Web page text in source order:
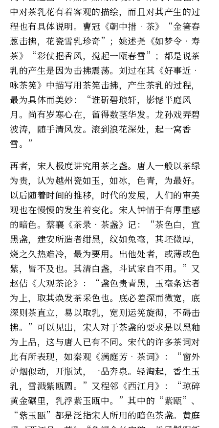
中对茶乳花有着客观的描绘，而且对其产生的过
程也有具体说明。曹冠《朝中措•茶》“金箸春
葱击拂，花瓷雪乳珍奇”；姚述尧《如梦令•寿
茶》“彩仗挹香风，搅起一瓯春雪”；都是说茶
乳的产生是因为击拂震荡。刘过在其《好事近•
咏茶筅》中描写用茶筅击拂，产生茶乳的过程，
最为具体而美妙：“谁斫碧琅轩，影憾半庭风
月。尚有岁寒心在，留得数茎华发。龙孙戏弄碧
波涛，随手清风发。滚到浪花深处，起一窝香
雪。”
再者，宋人极度讲究用茶之盏。唐人一般以茶绿
为贵，认为越州瓷如玉，如冰，色青，为最好。
以后随着时间的推移，时代的发展，人们的审美
观也在慢慢的发生着变化。宋人钟情于有厚重感
的暗色。蔡襄《茶录•茶盏》记：“茶色白，宜
黑盏，建安所造者绀黑，纹如兔毫，其坯微厚，
烧之久热难冷，最为要用。出他处者，或薄或色
紫，皆不及也。其清白盏，斗试家自不用。”又
赵佶《大观茶论》：“盏色贵青黑，玉毫条达者
为上，取其焕发茶采色也。底必差深而微宽，底
深则茶直立，易以取乳，宽则运筅旋彻，不碍击
拂。”可以见出，宋人对于茶盏的要求是以黑釉
为上品，这与唐人已有不同。宋代的许多茶词对
此有所表现，如秦观《满庭芳•茶词》：“窗外
炉烟似动，开瓶试，一品奔泉。轻淘起，香生玉
乳，雪溅紫瓯圆。”又程邻《西江月》：“琼碎
黄金碾里，乳浮紫玉瓯中。”其中的“紫瓯”、
“紫玉瓯”都是泛指宋人所用的暗色茶盏。黄庭